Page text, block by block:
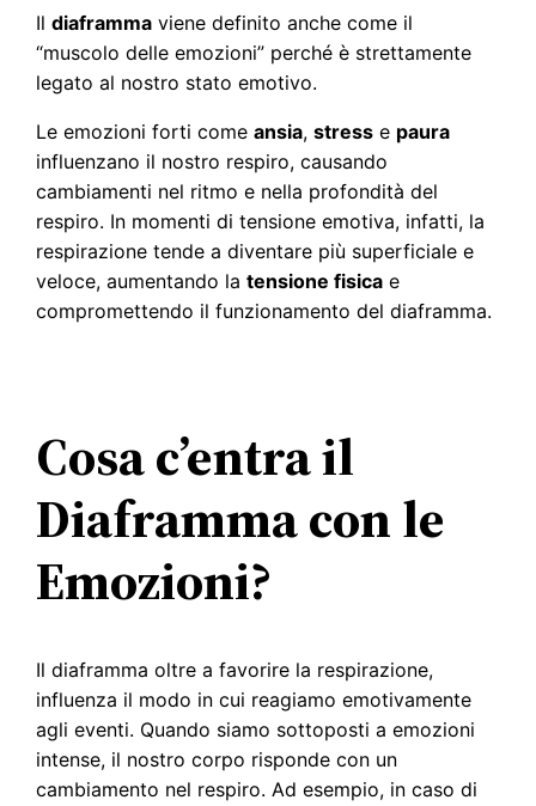
Ildiaframma viene definito anche come il
“muscolo delle emozioni” perché è strettamente
legato al nostro stato emotivo.
Le emozioni forti comeansia,stress e paura
influenzano il nostro respiro, causando
cambiamenti nel ritmo e nella profondità del
respiro. In momenti di tensione emotiva, infatti, la
respirazione tende a diventare più superficiale e
veloce, aumentando latensione fisica e
compromettendo il funzionamento del diaframma.
Cosa c’entra il
Diaframma con le
Emozioni?
Il diaframma oltre a favorire la respirazione,
influenza il modo in cui reagiamo emotivamente
agli eventi. Quando siamo sottoposti a emozioni
intense, il nostro corpo risponde con un
cambiamento nel respiro. Ad esempio, in caso di